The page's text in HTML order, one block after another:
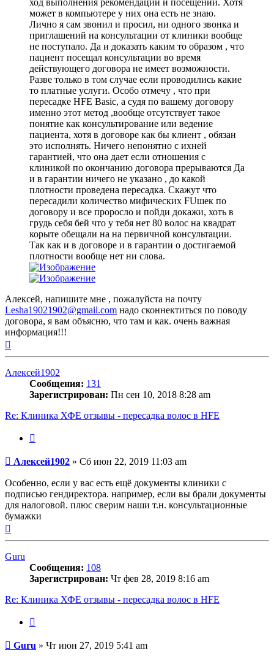
ход выполнения рекомендаций и посещений. Хотя
может в компьютере у них она есть не знаю.
Лично я сам звонил и просил, ни одного звонка и
приглашений на консультации от клиники вообще
не поступало. Да и доказать каким то образом , что
пациент посещал консультации во время
действующего договора не имеет возможности.
Разве только в том случае если проводились какие
то платные услуги. Особо отмечу , что при
пересадке HFE Basic, а судя по вашему договору
именно этот метод ,вообще отсутствует такое
понятие как консультирование или ведение
пациента, хотя в договоре как бы клиент , обязан
это исполнять. Ничего непонятно с ихней
гарантией, что она дает если отношения с
клиникой по окончанию договора прерываются Да
и в гарантии ничего не указано , до какой
плотности проведена пересадка. Скажут что
пересадили количество мифических FUшек по
договору и все проросло и пойди докажи, хоть в
грудь себя бей что у тебя нет 80 волос на квадрат
корыте обещали на на первичной консультации.
Так как и в договоре и в гарантии о достигаемой
плотности вообще нет ни слова.
Алексей, напишите мне , пожалуйста на почту
Lesha19021902@gmail.com надо сконнектиться по поводу
договора, я вам объясню, что там и как. очень важная
информация!!!
Алексей1902
Сообщения: 131
Зарегистрирован: Пн сен 10, 2018 8:28 am
Re: Клиника ХФЕ отзывы - пересадка волос в HFE
Сообщение
Алексей1902 » Сб июн 22, 2019 11:03 am
Особенно, если у вас есть ещё документы клиники с
подписью гендиректора. например, если вы брали документы
для налоговой. плюс сверим наши т.н. консультационные
бумажки
Guru
Сообщения: 108
Зарегистрирован: Чт фев 28, 2019 8:16 am
Re: Клиника ХФЕ отзывы - пересадка волос в HFE
Сообщение
Guru » Чт июн 27, 2019 5:41 am